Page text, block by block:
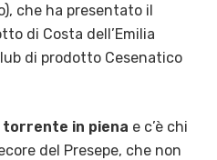
che ha presentato il
di Costa dell’Emilia
di prodotto Cesenatico
torrente in piena e c’è chi
del Presepe, che non